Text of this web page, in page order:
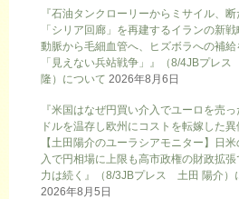
『石油タンクローリーからミサイル、断
「シリア回廊」を再建するイランの
動脈から毛細血管へ、ヒズボラへの補給
「見えない兵站戦争」』（8/4JBプレ
隆）について 2026年8月6日
『米国はなぜ円買い介入でユーロを売っ
ドルを温存し欧州にコストを転嫁した異
【土田陽介のユーラシアモニター】日
入で円相場に上限も高市政権の財政拡
力は続く』（8/3JBプレス 土田 陽介）
2026年8月5日